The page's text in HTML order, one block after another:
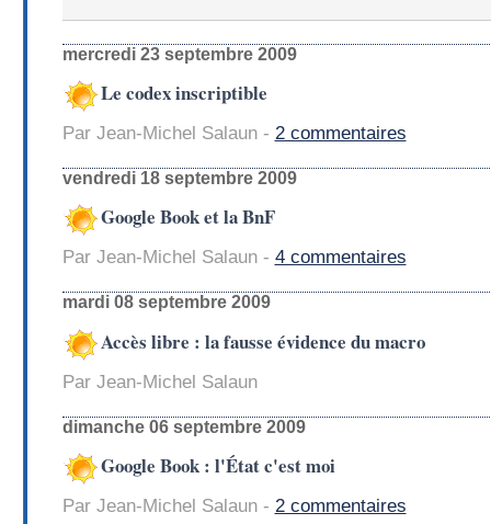
mercredi 23 septembre 2009
Le codex inscriptible
Par Jean-Michel Salaun - 2 commentaires
vendredi 18 septembre 2009
Google Book et la BnF
Par Jean-Michel Salaun - 4 commentaires
mardi 08 septembre 2009
Accès libre : la fausse évidence du macro
Par Jean-Michel Salaun
dimanche 06 septembre 2009
Google Book : l'État c'est moi
Par Jean-Michel Salaun - 2 commentaires